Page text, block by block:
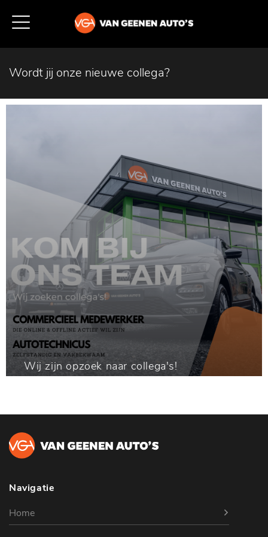
Wordt jij onze nieuwe collega?
Wij zijn opzoek naar collega's!
Navigatie
Home